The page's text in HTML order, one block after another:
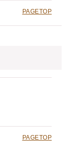
PAGETOP
PAGETOP